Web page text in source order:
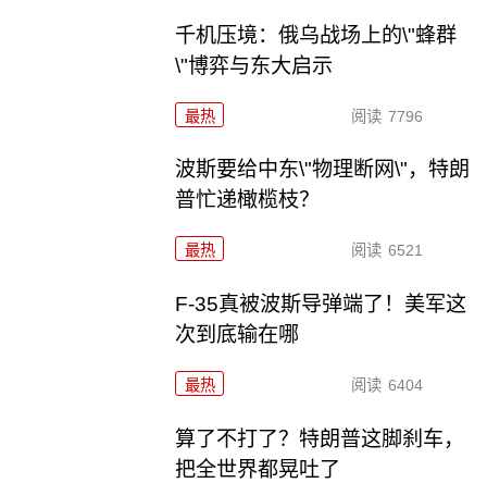
千机压境：俄乌战场上的\"蜂群
\"博弈与东大启示
最热 阅读 7796
波斯要给中东\"物理断网\"，特朗
普忙递橄榄枝？
最热 阅读 6521
F-35真被波斯导弹端了！美军这
次到底输在哪
最热 阅读 6404
算了不打了？特朗普这脚刹车，
把全世界都晃吐了